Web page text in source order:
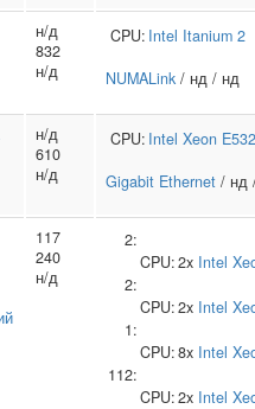
н/д
832
н/д
CPU: Intel Itanium 2
NUMALink / нд / нд
н/д
610
н/д
CPU: Intel Xeon
Gigabit Ethernet / нд
117
240
н/д
2:
CPU:2x Intel
2:
CPU:2x Intel
1:
CPU:8x Intel
112:
CPU:2x Intel